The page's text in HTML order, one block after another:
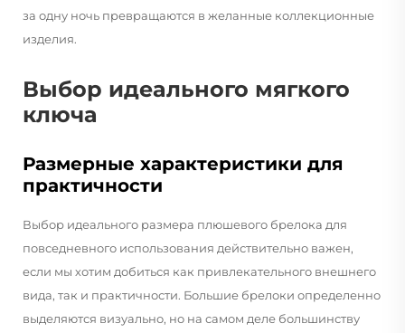
за одну ночь превращаются в желанные коллекционные
изделия.
Выбор идеального мягкого
ключа
Размерные характеристики для
практичности
Выбор идеального размера плюшевого брелока для
повседневного использования действительно важен,
если мы хотим добиться как привлекательного внешнего
вида, так и практичности. Большие брелоки определенно
выделяются визуально, но на самом деле большинству